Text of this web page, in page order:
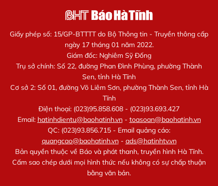
Giấy phép số: 15/GP-BTTTT do Bộ Thông tin - Truyền thông cấp
ngày 17 tháng 01 năm 2022.
Giám đốc: Nghiêm Sỹ Đống
Trụ sở chính: Số 22, đường Phan Đình Phùng, phường Thành
Sen, tỉnh Hà Tĩnh
Cơ sở 2: Số 01, đường Võ Liêm Sơn, phường Thành Sen, tỉnh Hà
Tĩnh
Điện thoại: (023)95.858.608 - (023)93.693.427
Email: hatinhdientu@baohatinh.vn- toasoan@baohatinh.vn
QC: (023)93.856.715 - Email quảng cáo:
quangcao@baohatinh.vn- ads@hatinhtv.vn
Bản quyền thuộc về Báo và phát thanh, truyền hình Hà Tĩnh.
Cấm sao chép dưới mọi hình thức nếu không có sự chấp thuận
bằng văn bản.